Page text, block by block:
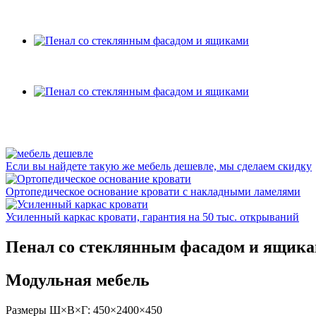
Если вы найдете такую же мебель дешевле, мы сделаем скидку
Ортопедическое основание кровати с накладными ламелями
Усиленный каркас кровати, гарантия на 50 тыс. открываний
Пенал со стеклянным фасадом и
Модульная мебель
Размеры Ш×В×Г: 450×2400×450